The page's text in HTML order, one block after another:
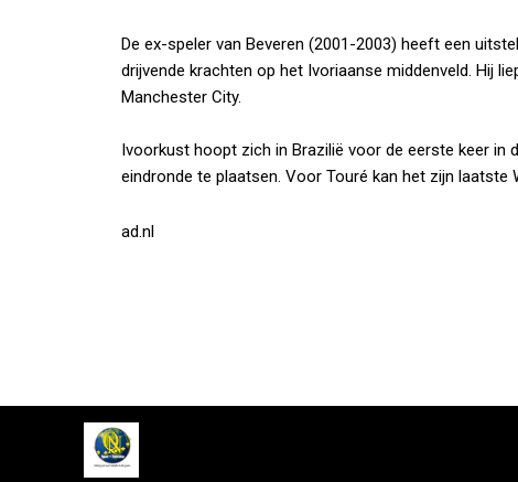
De ex-speler van Beveren (2001-2003) heeft een
drijvende krachten op het Ivoriaanse middenveld. Hij
Manchester City.
Ivoorkust hoopt zich in Brazilië voor de eerste keer in
eindronde te plaatsen. Voor Touré kan het zijn laatste
ad.nl